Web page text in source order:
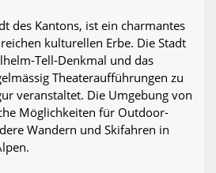
des Kantons, ist ein charmantes
kulturellen Erbe. Die Stadt
Tell-Denkmal und das
Theateraufführungen zu
veranstaltet. Die Umgebung von
Möglichkeiten für Outdoor-
Wandern und Skifahren in